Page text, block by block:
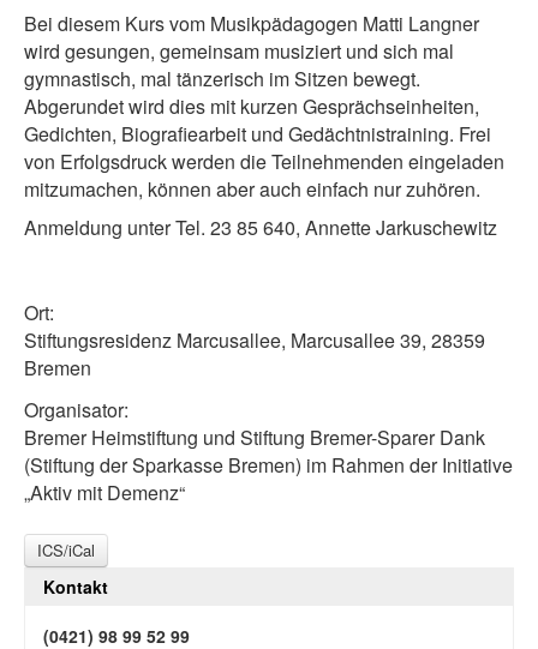
Bei diesem Kurs vom Musikpädagogen Matti Langner
wird gesungen, gemeinsam musiziert und sich mal
gymnastisch, mal tänzerisch im Sitzen bewegt.
Abgerundet wird dies mit kurzen Gesprächseinheiten,
Gedichten, Biografiearbeit und Gedächtnistraining. Frei
von Erfolgsdruck werden die Teilnehmenden eingeladen
mitzumachen, können aber auch einfach nur zuhören.
Anmeldung unter Tel. 23 85 640, Annette Jarkuschewitz
Ort:
Stiftungsresidenz Marcusallee, Marcusallee 39, 28359
Bremen
Organisator:
Bremer Heimstiftung und Stiftung Bremer-Sparer Dank
(Stiftung der Sparkasse Bremen) im Rahmen der Initiative
„Aktiv mit Demenz“
ICS/iCal
Kontakt
(0421) 98 99 52 99